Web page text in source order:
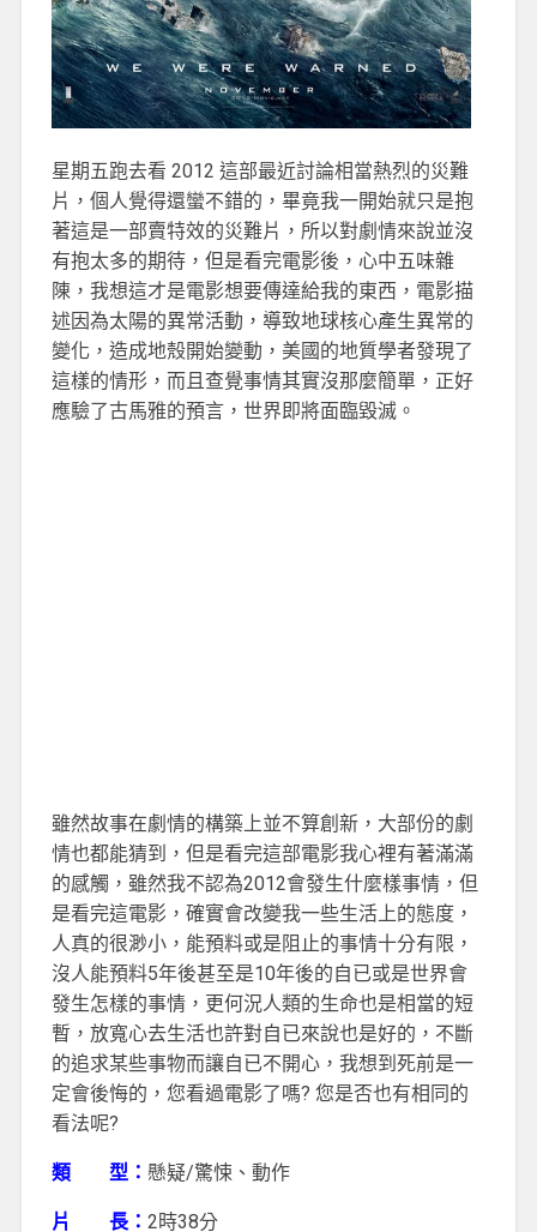
星期五跑去看 2012 這部最近討論相當熱烈的災難
片，個人覺得還蠻不錯的，畢竟我一開始就只是抱
著這是一部賣特效的災難片，所以對劇情來說並沒
有抱太多的期待，但是看完電影後，心中五味雜
陳，我想這才是電影想要傳達給我的東西，電影描
述因為太陽的異常活動，導致地球核心產生異常的
變化，造成地殼開始變動，美國的地質學者發現了
這樣的情形，而且查覺事情其實沒那麼簡單，正好
應驗了古馬雅的預言，世界即將面臨毀滅。
雖然故事在劇情的構築上並不算創新，大部份的劇
情也都能猜到，但是看完這部電影我心裡有著滿滿
的感觸，雖然我不認為2012會發生什麼樣事情，但
是看完這電影，確實會改變我一些生活上的態度，
人真的很渺小，能預料或是阻止的事情十分有限，
沒人能預料5年後甚至是10年後的自已或是世界會
發生怎樣的事情，更何況人類的生命也是相當的短
暫，放寬心去生活也許對自已來說也是好的，不斷
的追求某些事物而讓自已不開心，我想到死前是一
定會後悔的，您看過電影了嗎? 您是否也有相同的
看法呢?
類 型： 懸疑/驚悚、動作
片 長： 2時38分